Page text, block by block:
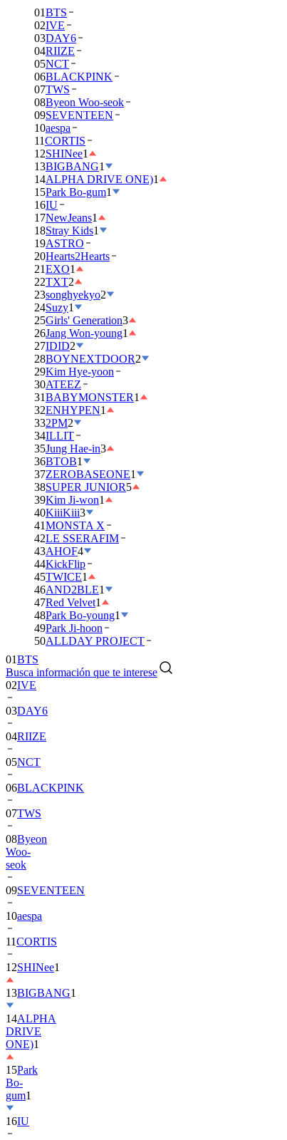
01BTS
02IVE
03DAY6
04RIIZE
05NCT
06BLACKPINK
07TWS
08Byeon Woo-seok
09SEVENTEEN
10aespa
11CORTIS
12SHINee1
13BIGBANG1
14ALPHA DRIVE ONE)1
15Park Bo-gum1
16IU
17NewJeans1
18Stray Kids1
19ASTRO
20Hearts2Hearts
21EXO1
22TXT2
23songhyekyo2
24Suzy1
25Girls' Generation3
26Jang Won-young1
27IDID2
28BOYNEXTDOOR2
29Kim Hye-yoon
30ATEEZ
31BABYMONSTER1
32ENHYPEN1
332PM2
34ILLIT
35Jung Hae-in3
36BTOB1
37ZEROBASEONE1
38SUPER JUNIOR5
39Kim Ji-won1
40KiiiKiii3
41MONSTA X
42LE SSERAFIM
43AHOF4
44KickFlip
45TWICE1
46AND2BLE1
47Red Velvet1
48Park Bo-young1
49Park Ji-hoon
50ALLDAY PROJECT
Busca información que te interese
BTS
02IVE
03DAY6
04RIIZE
05NCT
06BLACKPINK
07TWS
08Byeon
Woo-
seok
09SEVENTEEN
10aespa
11CORTIS
12SHINee1
13BIGBANG
14ALPHA
DRIVE
ONE)1
15Park
Bo-
gum1
16IU
17NewJeans